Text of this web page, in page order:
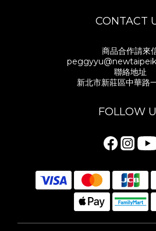
CONTACT
商品合作請來
聯絡地址
新北市新莊區中華路
FOLLOW